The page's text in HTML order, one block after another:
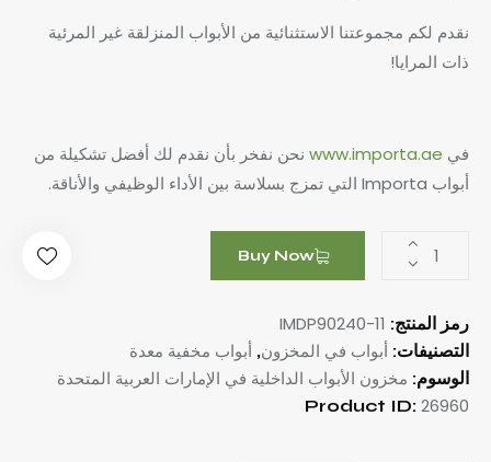
نقدم لكم مجموعتنا الاستثنائية من الأبواب المنزلقة غير المرئية
ذات المرايا!
في www.importa.aeنحن نفخر بأن نقدم لك أفضل تشكيلة من
أبواب Importa التي تمزج بسلاسة بين الأداء الوظيفي والأناقة.
Buy Now
رمز المنتج: IMDP90240-11
التصنيفات: أبواب في المخزون, أبواب مخفية معدة
الوسوم: مخزون الأبواب الداخلية في الإمارات العربية المتحدة
Product ID:26960